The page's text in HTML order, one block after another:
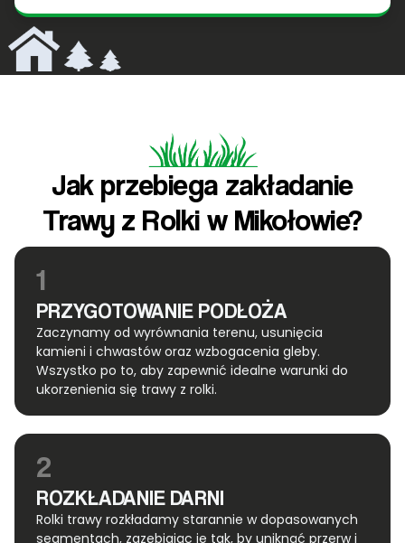
Jak przebiega zakładanie
Trawy z Rolki w Mikołowie?
1
PRZYGOTOWANIE PODŁOŻA
Zaczynamy od wyrównania terenu, usunięcia
kamieni i chwastów oraz wzbogacenia gleby.
Wszystko po to, aby zapewnić idealne warunki do
ukorzenienia się trawy z rolki.
2
ROZKŁADANIE DARNI
Rolki trawy rozkładamy starannie w dopasowanych
segmentach, zazębiając je tak, by uniknąć przerw i